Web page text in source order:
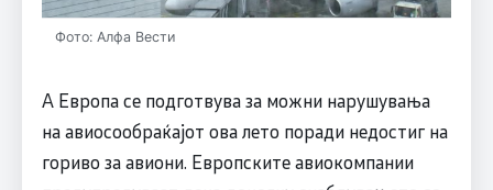
Фото: Алфа Вести
А Европа се подготвува за можни нарушувања
на авиосообраќајот ова лето поради недостиг на
гориво за авиони. Европските авиокомпании